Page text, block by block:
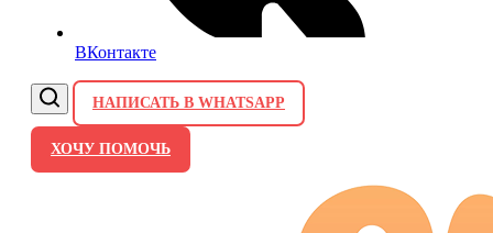
ВКонтакте
НАПИСАТЬ В WHATSAPP
ХОЧУ ПОМОЧЬ